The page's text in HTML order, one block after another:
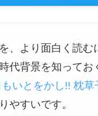
、より面白く読む
代背景を知ってお
いとをかし!! 枕草
やすいです。